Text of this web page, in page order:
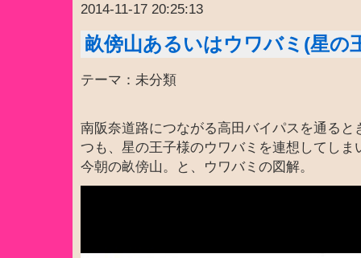
2014-11-17 20:25:13
畝傍山あるいはウワバミ(星の
テーマ：未分類
南阪奈道路につながる高田バイパスを通る
つも、星の王子様のウワバミを連想してしま
今朝の畝傍山。と、ウワバミの図解。